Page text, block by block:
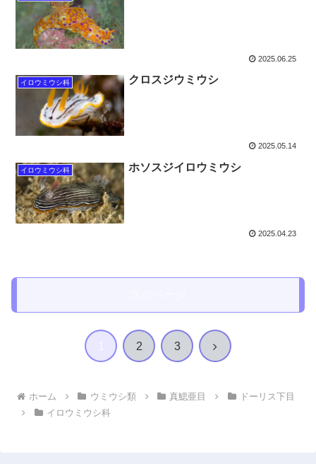
2025.06.25
イロウミウシ科 クロスジウミウシ
2025.05.14
イロウミウシ科 ホソスジイロウミウシ
2025.04.23
2 3 次
ホーム ウミウシ類 真鰓亜目
ドーリス下目
イロウミウシ科